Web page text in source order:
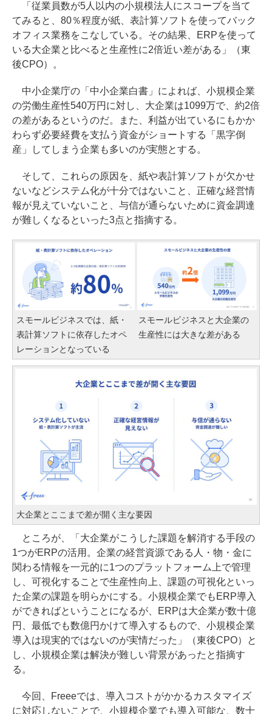
「従業員数が5人以内の小規模法人にスコープを当て
てみると、80％程度が紙、表計算ソフトを使ってバック
オフィス業務をこなしている。その結果、ERPを使って
いる大企業と比べると生産性に2倍近い差がある」（東
後CPO）。
中小企業庁の「中小企業白書」によれば、小規模企業
の労働生産性540万円に対し、大企業は1099万で、約2倍
の差があるというのだ。また、利益が出ているにもかか
わらず必要経費を支払う資金がショートする「黒字倒
産」してしまう企業も多いのが実態とする。
そして、これらの原因を、紙や表計算ソフトが欠かせ
ないなどシステム化が十分ではないこと、正確な経営情
報が見えていないこと、与信が通らないために資金調達
が難しくなるといった3点と指摘する。
スモールビジネスでは、紙・
表計算ソフトに依存したオペ
レーションとなっている
スモールビジネスと大企業の
生産性には大きな差がある
大企業とここまで差が開く主な要因
ところが、「大企業がこうした課題を解消する手段の
1つがERPの活用。企業の経営資源である人・物・金に
関わる情報を一元的に1つのプラットフォーム上で管理
し、可視化することで生産性向上、課題の可視化といっ
た企業の課題を明らかにする。小規模企業でもERP導入
ができればということになるが、ERPは大企業が数十億
円、最低でも数億円かけて導入するもので、小規模企業
導入は現実的ではないのが実情だった」（東後CPO）と
し、小規模企業は解決が難しい背景があったと指摘す
る。
今回、Freeeでは、導入コストがかかるカスタマイズ
に対応しないことで、小規模企業でも導入可能な、数十